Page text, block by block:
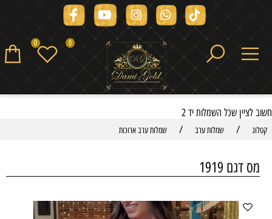
0 0
חשוב לציין שכל השמלות יד 2
קטלוג / שמלות ערב / שמלות ערב ארוכות
מס דגם 1919